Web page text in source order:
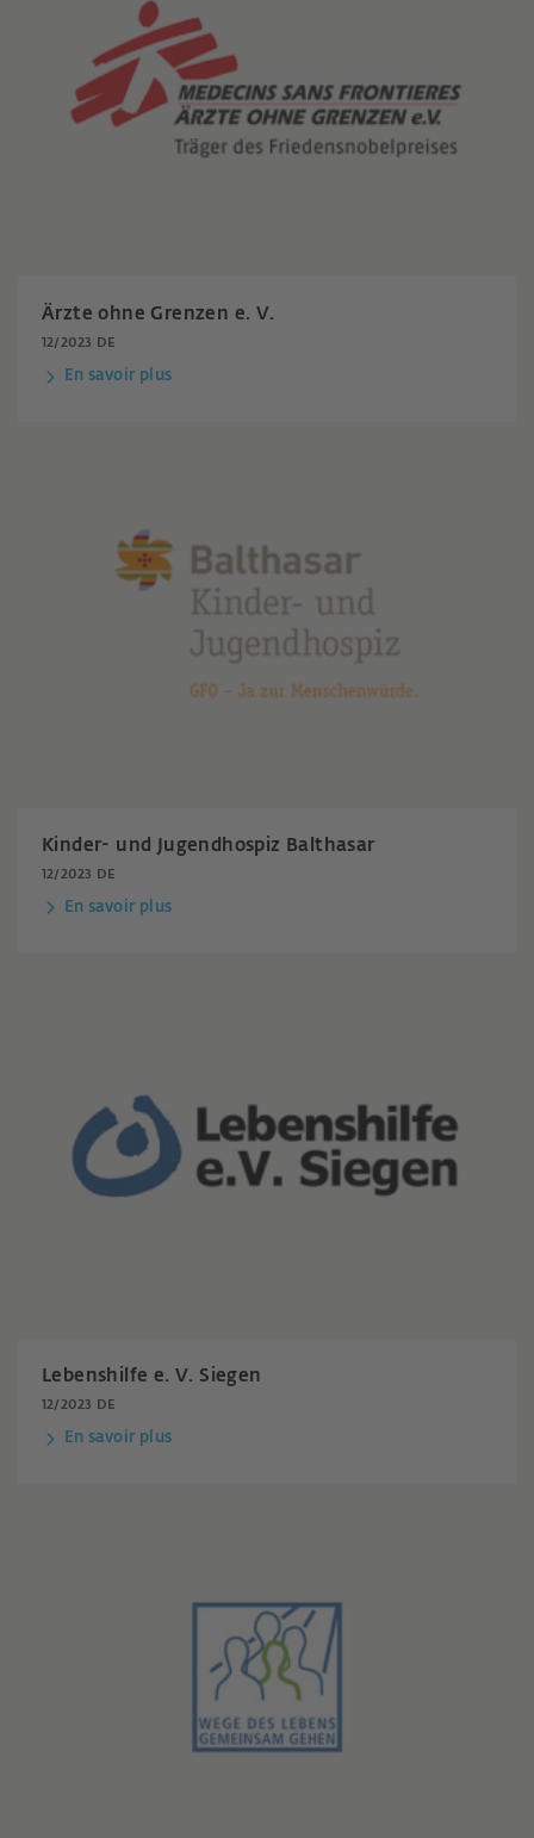
Ärzte ohne Grenzen e. V.
12/2023 DE
En savoir plus
Kinder- und Jugendhospiz Balthasar
12/2023 DE
En savoir plus
Lebenshilfe e. V. Siegen
12/2023 DE
En savoir plus